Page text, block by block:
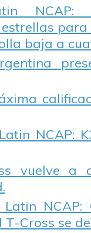
NCAP:
para
baja a
NCAP:
vuelve a
NCAP:
Cross se